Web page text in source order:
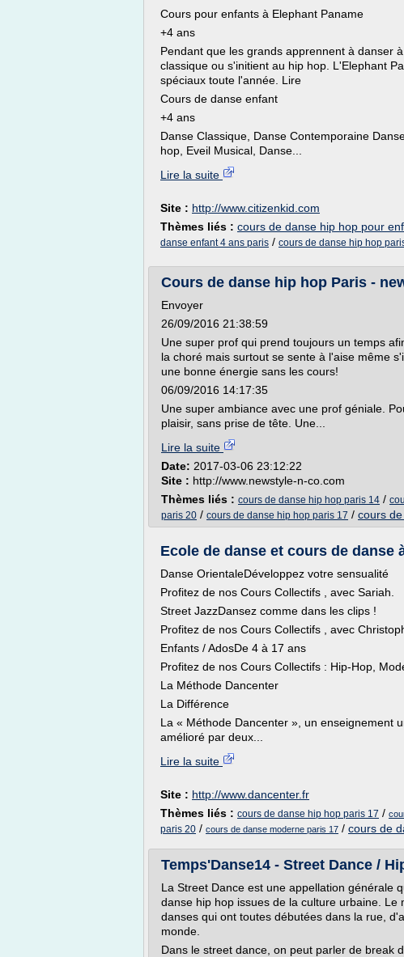
Cours pour enfants à Elephant Paname
+4 ans
Pendant que les grands apprennent à danser
classique ou s'initient au hip hop. L'Elephant
spéciaux toute l'année. Lire
Cours de danse enfant
+4 ans
Danse Classique, Danse Contemporaine
hop, Eveil Musical, Danse...
Lire la suite
Site : http://www.citizenkid.com
Thèmes liés : cours de danse hip hop pour
danse enfant 4 ans paris / cours de danse hip hop
Cours de danse hip hop Paris -
Envoyer
26/09/2016 21:38:59
Une super prof qui prend toujours un temps
la choré mais surtout se sente à l'aise même
une bonne énergie sans les cours!
06/09/2016 14:17:35
Une super ambiance avec une prof géniale.
plaisir, sans prise de tête. Une...
Lire la suite
Date: 2017-03-06 23:12:22
Site : http://www.newstyle-n-co.com
Thèmes liés : cours de danse hip hop paris 14 /
paris 20 / cours de danse hip hop paris 17 / cours
Ecole de danse et cours de danse
Danse OrientaleDéveloppez votre sensualité
Profitez de nos Cours Collectifs , avec Sariah.
Street JazzDansez comme dans les clips !
Profitez de nos Cours Collectifs , avec
Enfants / AdosDe 4 à 17 ans
Profitez de nos Cours Collectifs : Hip-Hop,
La Méthode Dancenter
La Différence
La « Méthode Dancenter », un enseignement
amélioré par deux...
Lire la suite
Site : http://www.dancenter.fr
Thèmes liés : cours de danse hip hop paris 17 /
paris 20 / cours de danse moderne paris 17 / cours de
Temps'Danse14 - Street Dance /
La Street Dance est une appellation générale
danse hip hop issues de la culture urbaine.
danses qui ont toutes débutées dans la rue,
monde.
Dans le street dance, on peut parler de break